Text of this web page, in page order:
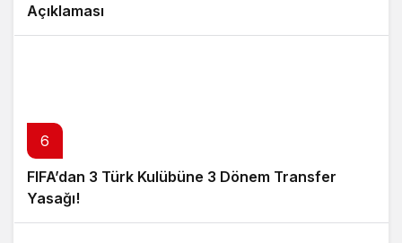
Açıklaması
6
FIFA’dan 3 Türk Kulübüne 3 Dönem Transfer
Yasağı!